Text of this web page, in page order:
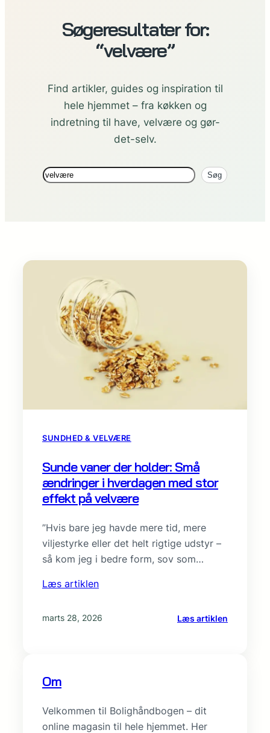
Søgeresultater for:
“velvære”
Find artikler, guides og inspiration til
hele hjemmet – fra køkken og
indretning til have, velvære og gør-
det-selv.
Søg Søg
SUNDHED & VELVÆRE
Sunde vaner der holder: Små
ændringer i hverdagen med stor
effekt på velvære
”Hvis bare jeg havde mere tid, mere
viljestyrke eller det helt rigtige udstyr –
så kom jeg i bedre form, sov som…
Læs artiklen
marts 28, 2026 Læs artiklen
Om
Velkommen til Bolighåndbogen – dit
online magasin til hele hjemmet. Her